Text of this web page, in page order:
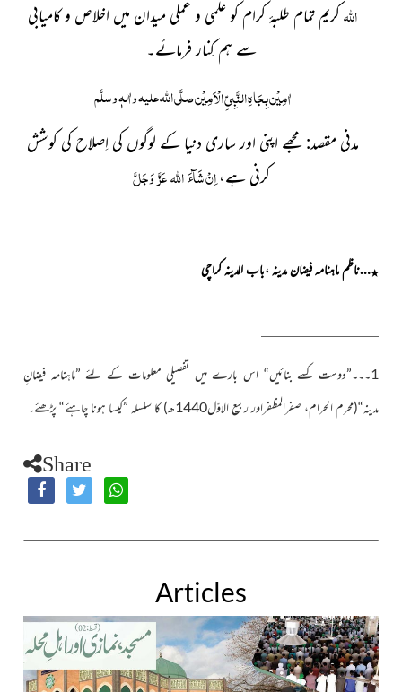
اللہکریم تمام طلبۂکرام کو علمی و عملی میدان میں اخلاص و کامیابی
سے ہم کِنارفرمائے۔
اٰمِیْن بِجَاہِ النَّبِیِّ الْاَمِیْنصلَّی اللہ علیہ واٰلہٖ وسلَّم
مدنی مقصد: مجھے اپنی اور ساری دنیا کے لوگوں کی اِصلاح کی کوشش
کرنی ہے، اِنْ شَآءَاللہعَزَّوَجَلَّ
٭…ناظم ماہنامہ فیضان مدینہ ،باب المدینہ کراچی
1۔۔۔”دوست کسے بنائیں“ اس بارے میں تفصیلی معلومات کے لئے ”ماہنامہ فیضانِ
مدینہ“(محرم الحرام، صفرالمظفراور ربیع الاوّل1440ھ) کا سلسلہ ”کیسا ہونا چاہئے“ پڑھئے۔
Share
Articles